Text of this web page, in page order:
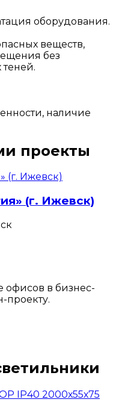
оборудования.
веществ,
без
наличие
проекты
(г. Ижевск)
офисов в бизнес-
проекту.
IP40 2000х55х75